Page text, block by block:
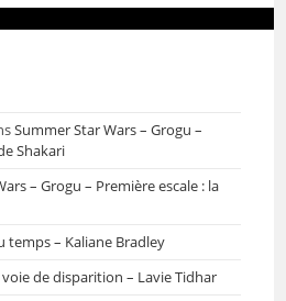
Summer Star Wars – Grogu –
Shakari
– Grogu – Première escale : la
temps – Kaliane Bradley
voie de disparition – Lavie Tidhar